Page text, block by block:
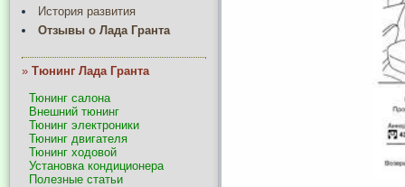
История развития
Отзывы о Лада Гранта
» Тюнинг Лада Гранта
Тюнинг салона
Внешний тюнинг
Тюнинг электроники
Тюнинг двигателя
Тюнинг ходовой
Установка кондиционера
Полезные статьи